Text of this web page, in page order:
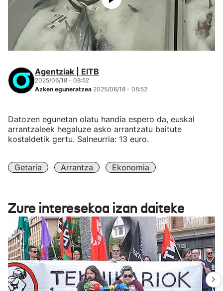
Agentziak | EITB
2025/06/18 - 08:52
Azken eguneratzea 2025/06/18 - 08:52
Datozen egunetan olatu handia espero da, euskal
arrantzaleek hegaluze asko arrantzatu baitute
kostaldetik gertu. Salneurria: 13 euro.
Getaria Arrantza Ekonomia
Zure interesekoa izan daiteke